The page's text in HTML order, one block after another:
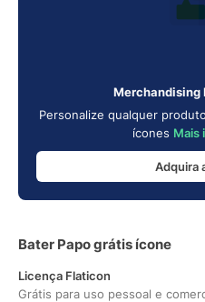
Merchandising
Personalize qualquer
ícones Mais
Adquira
Bater Papo grátis ícone
Licença Flaticon
Grátis para uso pessoal e